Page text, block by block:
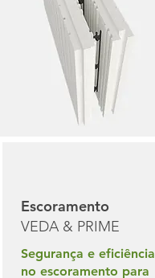
Escoramento
VEDA & PRIME
Segurança e eficiência
no escoramento para